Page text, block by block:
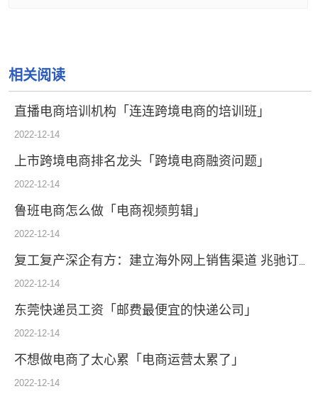
相关阅读
直播电商培训机构「连连跨境电商的培训班」
2022-12-14
上市跨境电商排名龙头「跨境电商融资问题」
2022-12-14
鲁班电商怎么做「电商视频剪辑」
2022-12-14
复工复产深企有方：建立海外网上销售渠道 兆驰订单逆势增50%
2022-12-14
东莞快递员工资「邮费最便宜的快递公司」
2022-12-14
不想做电商了太心累「电商运营太累了」
2022-12-14